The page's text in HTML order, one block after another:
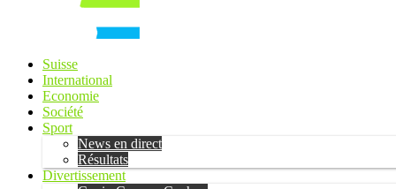
Suisse
International
Economie
Société
Sport
News en direct
Résultats
Divertissement